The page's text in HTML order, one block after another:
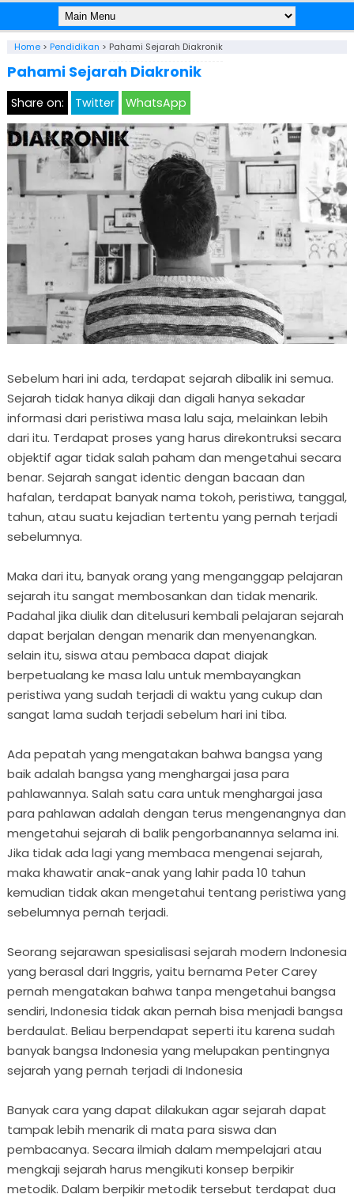
Home> Pendidikan > Pahami Sejarah Diakronik
Pahami Sejarah Diakronik
Share on: Twitter WhatsApp
Sebelum hari ini ada, terdapat sejarah dibalik ini semua.
Sejarah tidak hanya dikaji dan digali hanya sekadar
informasi dari peristiwa masa lalu saja, melainkan lebih
dari itu. Terdapat proses yang harus direkontruksi secara
objektif agar tidak salah paham dan mengetahui secara
benar. Sejarah sangat identic dengan bacaan dan
hafalan, terdapat banyak nama tokoh, peristiwa, tanggal,
tahun, atau suatu kejadian tertentu yang pernah terjadi
sebelumnya.
Maka dari itu, banyak orang yang menganggap pelajaran
sejarah itu sangat membosankan dan tidak menarik.
Padahal jika diulik dan ditelusuri kembali pelajaran sejarah
dapat berjalan dengan menarik dan menyenangkan.
selain itu, siswa atau pembaca dapat diajak
berpetualang ke masa lalu untuk membayangkan
peristiwa yang sudah terjadi di waktu yang cukup dan
sangat lama sudah terjadi sebelum hari ini tiba.
Ada pepatah yang mengatakan bahwa bangsa yang
baik adalah bangsa yang menghargai jasa para
pahlawannya. Salah satu cara untuk menghargai jasa
para pahlawan adalah dengan terus mengenangnya dan
mengetahui sejarah di balik pengorbanannya selama ini.
Jika tidak ada lagi yang membaca mengenai sejarah,
maka khawatir anak-anak yang lahir pada 10 tahun
kemudian tidak akan mengetahui tentang peristiwa yang
sebelumnya pernah terjadi.
Seorang sejarawan spesialisasi sejarah modern Indonesia
yang berasal dari Inggris, yaitu bernama Peter Carey
pernah mengatakan bahwa tanpa mengetahui bangsa
sendiri, Indonesia tidak akan pernah bisa menjadi bangsa
berdaulat. Beliau berpendapat seperti itu karena sudah
banyak bangsa Indonesia yang melupakan pentingnya
sejarah yang pernah terjadi di Indonesia
Banyak cara yang dapat dilakukan agar sejarah dapat
tampak lebih menarik di mata para siswa dan
pembacanya. Secara ilmiah dalam mempelajari atau
mengkaji sejarah harus mengikuti konsep berpikir
metodik. Dalam berpikir metodik tersebut terdapat dua